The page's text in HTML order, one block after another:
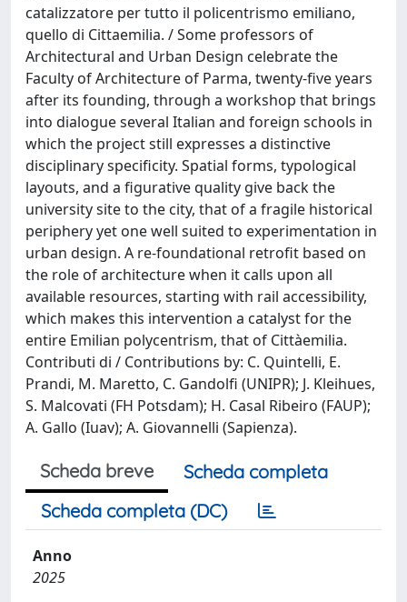
catalizzatore per tutto il policentrismo emiliano,
quello di Cittaemilia. / Some professors of
Architectural and Urban Design celebrate the
Faculty of Architecture of Parma, twenty-five years
after its founding, through a workshop that brings
into dialogue several Italian and foreign schools in
which the project still expresses a distinctive
disciplinary specificity. Spatial forms, typological
layouts, and a figurative quality give back the
university site to the city, that of a fragile historical
periphery yet one well suited to experimentation in
urban design. A re-foundational retrofit based on
the role of architecture when it calls upon all
available resources, starting with rail accessibility,
which makes this intervention a catalyst for the
entire Emilian polycentrism, that of Cittàemilia.
Contributi di / Contributions by: C. Quintelli, E.
Prandi, M. Maretto, C. Gandolfi (UNIPR); J. Kleihues,
S. Malcovati (FH Potsdam); H. Casal Ribeiro (FAUP);
A. Gallo (Iuav); A. Giovannelli (Sapienza).
Scheda breve
Scheda completa
Scheda completa (DC)
Anno
2025